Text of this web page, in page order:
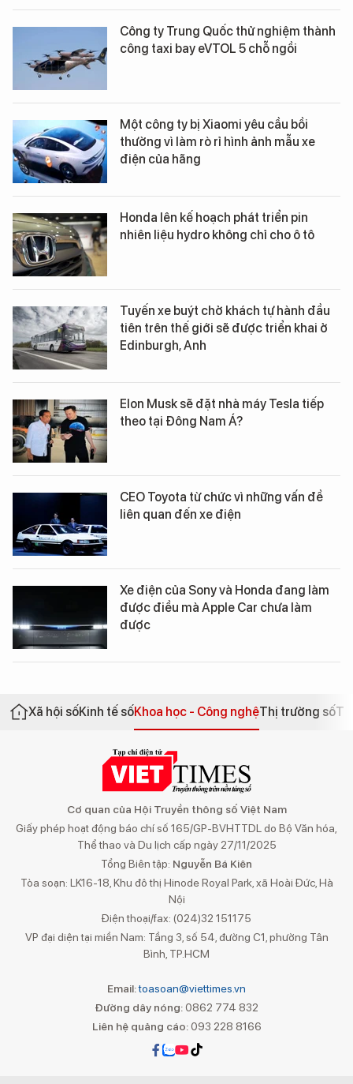
Công ty Trung Quốc thử nghiệm thành
công taxi bay eVTOL 5 chỗ ngồi
Một công ty bị Xiaomi yêu cầu bồi
thường vì làm rò rỉ hình ảnh mẫu xe
điện của hãng
Honda lên kế hoạch phát triển pin
nhiên liệu hydro không chỉ cho ô tô
Tuyến xe buýt chở khách tự hành đầu
tiên trên thế giới sẽ được triển khai ở
Edinburgh, Anh
Elon Musk sẽ đặt nhà máy Tesla tiếp
theo tại Đông Nam Á?
CEO Toyota từ chức vì những vấn đề
liên quan đến xe điện
Xe điện của Sony và Honda đang làm
được điều mà Apple Car chưa làm
được
Xã hội sốKinh tế sốKhoa học - Công nghệThị trường số
Cơ quan của Hội Truyền thông số Việt Nam
Giấy phép hoạt động báo chí số 165/GP-BVHTTDL do Bộ Văn hóa,
Thể thao và Du lịch cấp ngày 27/11/2025
Tổng Biên tập: Nguyễn Bá Kiên
Tòa soạn: LK16-18, Khu đô thị Hinode Royal Park, xã Hoài Đức, Hà
Nội
Điện thoại/fax: (024)32 151175
VP đại diện tại miền Nam: Tầng 3, số 54, đường C1, phường Tân
Bình, TP.HCM
Email:toasoan@viettimes.vn
Đường dây nóng: 0862 774 832
Liên hệ quảng cáo:093 228 8166